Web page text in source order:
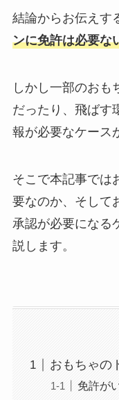
結論からお伝えす
ンに免許は必要な
しかし一部のおも
だったり、飛ばす
報が必要なケース
そこで本記事では
要なのか、そして
承認が必要になる
説します。
おもちゃの
免許が